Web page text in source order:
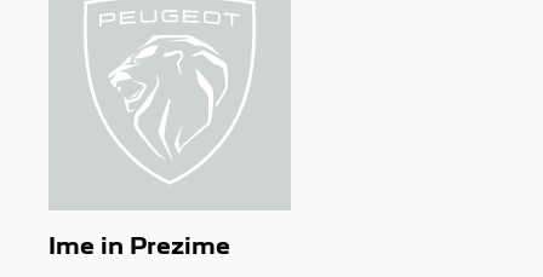
Ime in Prezime